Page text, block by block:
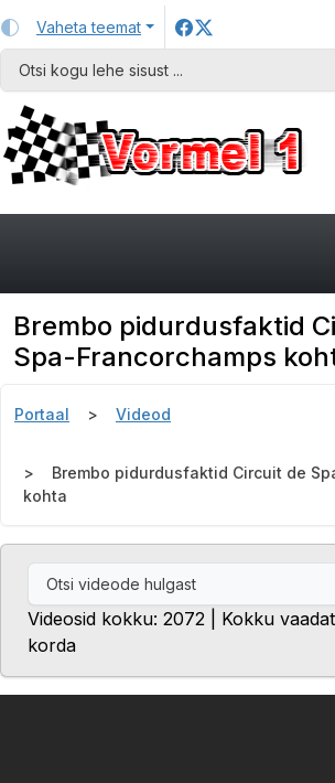
Vaheta teemat
Brembo pidurdusfaktid
Spa-Francorchamps
Portaal Videod
Brembo pidurdusfaktid Circuit de
kohta
Videosid kokku: 2072 | Kokku
korda